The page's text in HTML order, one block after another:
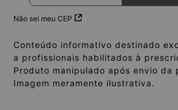
Não sei meu CEP
Conteúdo informativo destinado
a profissionais habilitados à
Produto manipulado após envio da
Imagem meramente ilustrativa.